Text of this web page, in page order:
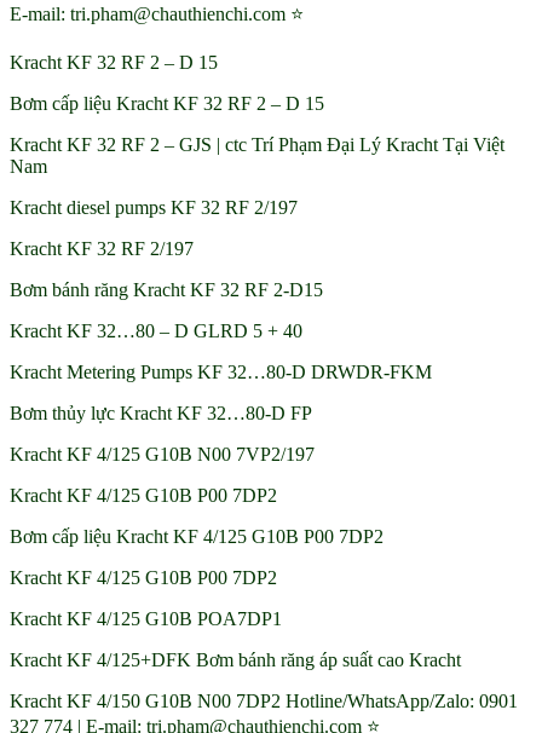
E-mail: tri.pham@chauthienchi.com ⭐
Kracht KF 32 RF 2 – D 15
Bơm cấp liệu Kracht KF 32 RF 2 – D 15
Kracht KF 32 RF 2 – GJS | ctc Trí Phạm Đại Lý Kracht Tại Việt
Nam
Kracht diesel pumps KF 32 RF 2/197
Kracht KF 32 RF 2/197
Bơm bánh răng Kracht KF 32 RF 2-D15
Kracht KF 32…80 – D GLRD 5 + 40
Kracht Metering Pumps KF 32…80-D DRWDR-FKM
Bơm thủy lực Kracht KF 32…80-D FP
Kracht KF 4/125 G10B N00 7VP2/197
Kracht KF 4/125 G10B P00 7DP2
Bơm cấp liệu Kracht KF 4/125 G10B P00 7DP2
Kracht KF 4/125 G10B P00 7DP2
Kracht KF 4/125 G10B POA7DP1
Kracht KF 4/125+DFK Bơm bánh răng áp suất cao Kracht
Kracht KF 4/150 G10B N00 7DP2 Hotline/WhatsApp/Zalo: 0901
327 774 | E-mail: tri.pham@chauthienchi.com ⭐